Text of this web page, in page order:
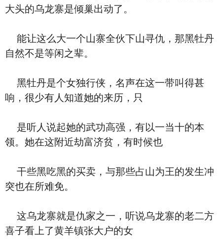
大头的乌龙寨是倾巢出动了。
能让这么大一个山寨全伙下山寻仇，那黑牡丹
自然不是等闲之辈。
黑牡丹是个女独行侠，名声在这一带叫得甚
响，很少有人知道她的来历，只
是听人说起她的武功高强，有以一当十的本
领。她在这附近劫富济贫，有时候也
干些黑吃黑的买卖，与那些占山为王的发生冲
突也在所难免。
这乌龙寨就是仇家之一，听说乌龙寨的老二方
喜子看上了黄羊镇张大户的女